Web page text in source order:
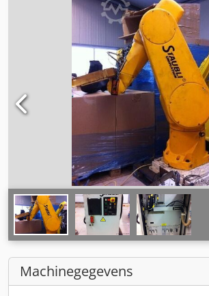
Machinegegevens